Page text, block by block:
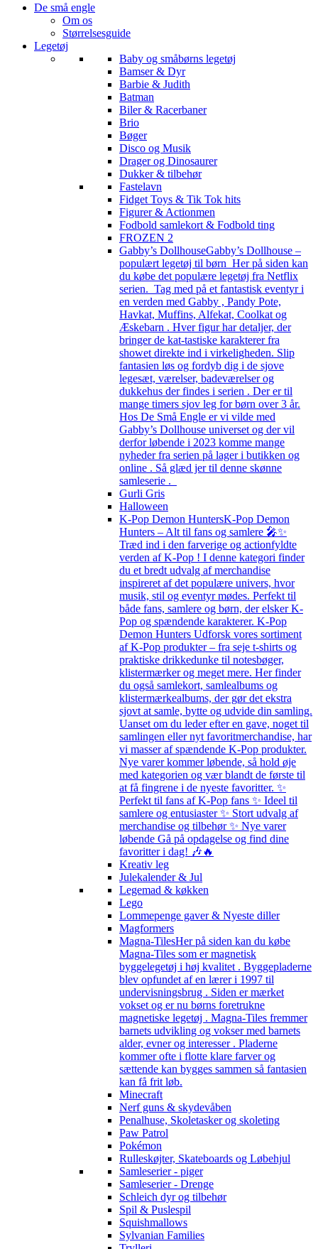
De små engle
Om os
Størrelsesguide
Legetøj
Baby og småbørns legetøj
Bamser & Dyr
Barbie & Judith
Batman
Biler & Racerbaner
Brio
Bøger
Disco og Musik
Drager og Dinosaurer
Dukker & tilbehør
Fastelavn
Fidget Toys & Tik Tok hits
Figurer & Actionmen
Fodbold samlekort & Fodbold ting
FROZEN 2
Gabby’s DollhouseGabby’s Dollhouse –
populært legetøj til børn Her på siden kan
du købe det populære legetøj fra Netflix
serien. Tag med på et fantastisk eventyr i
en verden med Gabby , Pandy Pote,
Havkat, Muffins, Alfekat, Coolkat og
Æskebarn . Hver figur har detaljer, der
bringer de kat-tastiske karakterer fra
showet direkte ind i virkeligheden. Slip
fantasien løs og fordyb dig i de sjove
legesæt, værelser, badeværelser og
dukkehus der findes i serien . Der er til
mange timers sjov leg for børn over 3 år.
Hos De Små Engle er vi vilde med
Gabby’s Dollhouse universet og der vil
derfor løbende i 2023 komme mange
nyheder fra serien på lager i butikken og
online . Så glæd jer til denne skønne
samleserie .
Gurli Gris
Halloween
K-Pop Demon HuntersK-Pop Demon
Hunters – Alt til fans og samlere 🎤✨
Træd ind i den farverige og actionfyldte
verden af K-Pop ! I denne kategori finder
du et bredt udvalg af merchandise
inspireret af det populære univers, hvor
musik, stil og eventyr mødes. Perfekt til
både fans, samlere og børn, der elsker K-
Pop og spændende karakterer. K-Pop
Demon Hunters Udforsk vores sortiment
af K-Pop produkter – fra seje t-shirts og
praktiske drikkedunke til notesbøger,
klistermærker og meget mere. Her finder
du også samlekort, samlealbums og
klistermærkealbums, der gør det ekstra
sjovt at samle, bytte og udvide din samling.
Uanset om du leder efter en gave, noget til
samlingen eller nyt favoritmerchandise, har
vi masser af spændende K-Pop produkter.
Nye varer kommer løbende, så hold øje
med kategorien og vær blandt de første til
at få fingrene i de nyeste favoritter. ✨
Perfekt til fans af K-Pop fans ✨ Ideel til
samlere og entusiaster ✨ Stort udvalg af
merchandise og tilbehør ✨ Nye varer
løbende Gå på opdagelse og find dine
favoritter i dag! 🎶🔥
Kreativ leg
Julekalender & Jul
Legemad & køkken
Lego
Lommepenge gaver & Nyeste diller
Magformers
Magna-TilesHer på siden kan du købe
Magna-Tiles som er magnetisk
byggelegetøj i høj kvalitet . Byggepladerne
blev opfundet af en lærer i 1997 til
undervisningsbrug . Siden er mærket
vokset og er nu børns foretrukne
magnetiske legetøj . Magna-Tiles fremmer
barnets udvikling og vokser med barnets
alder, evner og interesser . Pladerne
kommer ofte i flotte klare farver og
sættende kan bygges sammen så fantasien
kan få frit løb.
Minecraft
Nerf guns & skydevåben
Penalhuse, Skoletasker og skoleting
Paw Patrol
Pokémon
Rulleskøjter, Skateboards og Løbehjul
Samleserier - piger
Samleserier - Drenge
Schleich dyr og tilbehør
Spil & Puslespil
Squishmallows
Sylvanian Families